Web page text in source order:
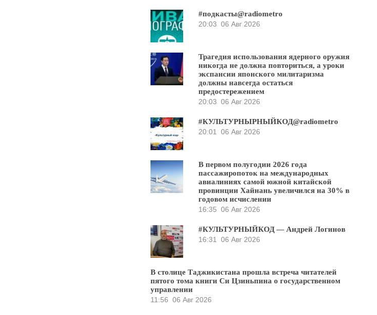
#подкасты@radiometro
20:03 06 Авг 2026
Трагедия использования ядерного оружия
никогда не должна повториться, а уроки
экспансии японского милитаризма
должны навсегда остаться
предостережением
20:03 06 Авг 2026
#КУЛЬТУРНЫРНЫЙКОД@radiometro
20:01
06 Авг 2026
В первом полугодии 2026 года
пассажиропоток на международных
авиалиниях самой южной китайской
провинции Хайнань увеличился на 30% в
годовом исчислении
16:35 06 Авг 2026
#КУЛЬТУРНЫЙКОД — Андрей Логинов
16:31
06 Авг 2026
В столице Таджикистана прошла встреча читателей
пятого тома книги Си Цзиньпина о государственном
управлении
11:56 06 Авг 2026